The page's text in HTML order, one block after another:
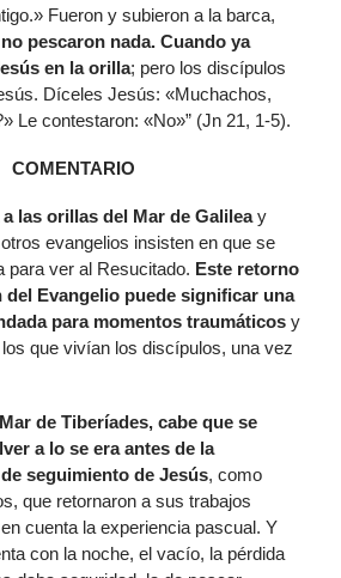
Fueron y subieron a la barca,
pescaron nada. Cuando ya
en la orilla; pero los discípulos
Díceles Jesús: «Muchachos,
Le contestaron: «No»” (Jn 21, 1-5).
COMENTARIO
las orillas del Mar de Galileay
evangelios insisten en que se
para ver al Resucitado. Este retorno
del Evangelio puede significar una
para momentos traumáticos y
que vivían los discípulos, una vez
de Tiberíades, cabe que se
a lo se era antes de la
seguimiento de Jesús, como
que retornaron a sus trabajos
cuenta la experiencia pascual. Y
con la noche, el vacío, la pérdida